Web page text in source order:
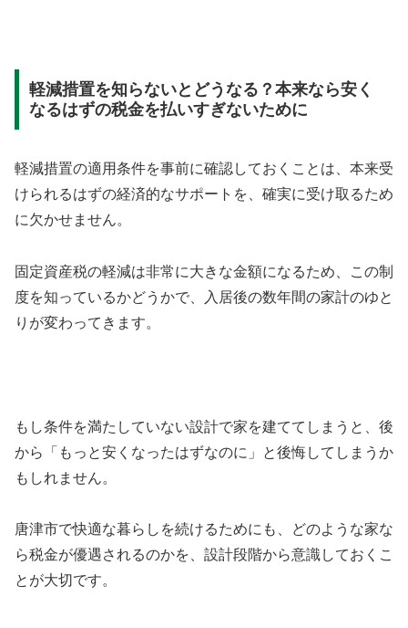
軽減措置を知らないとどうなる？本来なら安く
なるはずの税金を払いすぎないために
軽減措置の適用条件を事前に確認しておくことは、本来受
けられるはずの経済的なサポートを、確実に受け取るため
に欠かせません。
固定資産税の軽減は非常に大きな金額になるため、この制
度を知っているかどうかで、入居後の数年間の家計のゆと
りが変わってきます。
もし条件を満たしていない設計で家を建ててしまうと、後
から「もっと安くなったはずなのに」と後悔してしまうか
もしれません。
唐津市で快適な暮らしを続けるためにも、どのような家な
ら税金が優遇されるのかを、設計段階から意識しておくこ
とが大切です。